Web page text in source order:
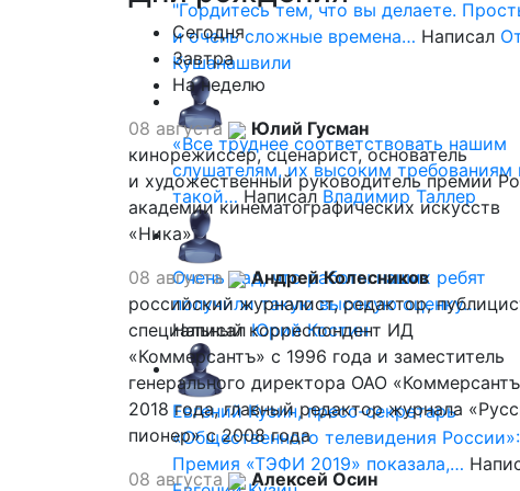
"Гордитесь тем, что вы делаете.
и очень сложные времена… Написал
Кушанашвили
«Все труднее соответствовать нашим
слушателям, их высоким требованиям
такой… Написал Владимир Таллер
Очень рад, что работы наших ребят
получили такую высокую оценку…
НаписалЮрий Костин
Евгений Кузин, пресс-секретарь
«Общественного телевидения России»:
Премия «ТЭФИ 2019» показала,…
Сегодня
Завтра
На неделю
08 августа
Юлий Гусман
кинорежиссер, сценарист, основатель
и художественный руководитель премии
академии кинематографических искусств
«Ника»
08 августа
Андрей Колесников
российский журналист, редактор,
специальный корреспондент ИД
«Коммерсантъ» с 1996 года и заместитель
генерального директора ОАО
2018 года, главный редактор журнала
пионер» с 2008 года
08 августа
Алексей Осин